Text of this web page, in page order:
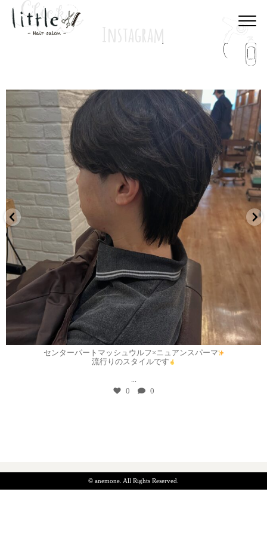
Instagram
7月 30
センターパートマッシュウルフ×ニュアンスパーマ
流行りのスタイルです
...
0 0
© anemone. All Rights Reserved.